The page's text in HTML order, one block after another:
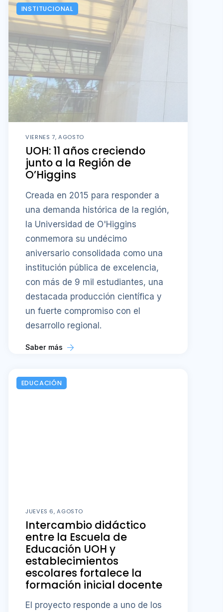
INSTITUCIONAL
VIERNES 7, AGOSTO
UOH: 11 años creciendo
junto a la Región de
O’Higgins
Creada en 2015 para responder a
una demanda histórica de la región,
la Universidad de O'Higgins
conmemora su undécimo
aniversario consolidada como una
institución pública de excelencia,
con más de 9 mil estudiantes, una
destacada producción científica y
un fuerte compromiso con el
desarrollo regional.
Saber más
EDUCACIÓN
JUEVES 6, AGOSTO
Intercambio didáctico
entre la Escuela de
Educación UOH y
establecimientos
escolares fortalece la
formación inicial docente
El proyecto responde a uno de los